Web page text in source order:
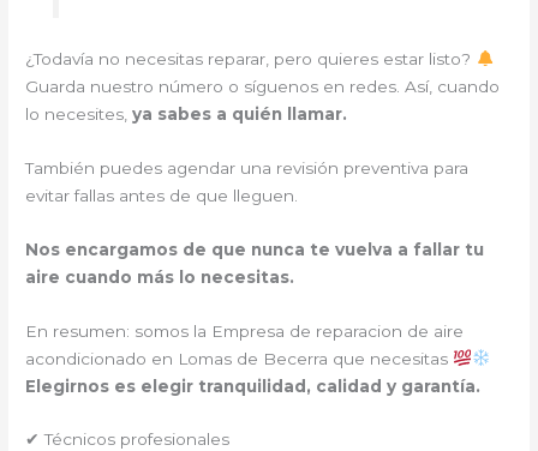
¿Todavía no necesitas reparar, pero quieres estar listo?
Guarda nuestro número o síguenos en redes. Así, cuando
lo necesites,ya sabes a quién llamar.
También puedes agendar una revisión preventiva para
evitar fallas antes de que lleguen.
Nos encargamos de que nunca te vuelva a fallar tu
aire cuando más lo necesitas.
En resumen: somos la Empresa de reparacion de aire
acondicionado en Lomas de Becerra que necesitas
Elegirnos es elegir tranquilidad, calidad y garantía.
✔ Técnicos profesionales